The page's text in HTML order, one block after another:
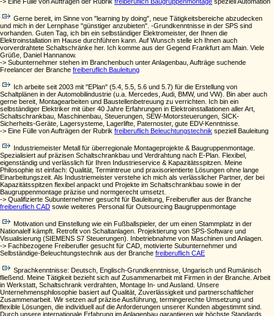
Gerne bereit, im Sinne von "learning by doing", neue Tätigkeitsbereiche abzudecken
und mich in der Lernphase "günstiger anzubieten". -Grundkenntnisse in der SPS sind
vorhanden. Guten Tag, ich bin ein selbständiger Elektromeister, der Ihnen die
Elektroinstallation im Hause durchführen kann. Auf Wunsch stelle ich Ihnen auch
vorverdrahtete Schaltschränke her. Ich komme aus der Gegend Frankfurt am Main. Viele
Grüße, Daniel Hannanow.
-> Subunternehmer stehen im Branchenbuch unter Anlagenbau, Aufträge suchende
Freelancer der Branche freiberuflich Bauleitung
Ich arbeite seit 2003 mit "EPlan" (5.4, 5.5, 5.6 und 5.7) für die Erstellung von
Schaltplänen in der Automobilindustrie (u.a. Mercedes, Audi, BMW, und VW). Bin aber auch
gerne bereit, Montagearbeiten und Baustellenbetreuung zu verrichten. Ich bin ein
selbständiger Elektriker mit über 40 Jahre Erfahrungen in Elektroinstallationen aller Art,
Schaltschrankbau, Maschinenbau, Steuerungen, SEW-Motorsteuerungen, SICK-
Sicherheits-Geräte, Lagersysteme, Lagerlifte, Paternoster, gute EDV-Kenntnisse.
-> Eine Fülle von Aufträgen der Rubrik freiberuflich Beleuchtungstechnik speziell Bauleitung
Industriemeister Metall für überregionale Montageprojekte & Baugruppenmontage.
Spezialisiert auf präzisen Schaltschrankbau und Verdrahtung nach E-Plan. Flexibel,
eigenständig und verlässlich für Ihren Industrieservice & Kapazitätsspitzen. Meine
Philosophie ist einfach: Qualität, Termintreue und praxisorientierte Lösungen ohne lange
Einarbeitungszeit. Als Industriemeister verstehe ich mich als verlässlicher Partner, der bei
Kapazitätsspitzen flexibel anpackt und Projekte im Schaltschrankbau sowie in der
Baugruppenmontage präzise und normgerecht umsetzt.
-> Qualifizierte Subunternehmer gesucht für Bauleitung, Freiberufler aus der Branche
freiberuflich CAD sowie weiteres Personal für Outsourcing Baugruppenmontage
Motivation und Einstellung wie ein Fußballspieler, der um einen Stammplatz in der
Nationalelf kämpft. Retrofit von Schaltanlagen. Projektierung von SPS-Software und
Visualisierung (SIEMENS S7 Steuerungen). Inbetriebnahme von Maschinen und Anlagen.
-> Fachbezogene Freiberufler gesucht für CAD, motivierte Subunternehmer und
Selbständige-Beleuchtungstechnik aus der Branche freiberuflich CAE
Sprachkenntnisse: Deutsch, Englisch-Grundkenntnisse, Ungarisch und Rumänisch
fließend. Meine Tätigkeit bezieht sich auf Zusammenarbeit mit Firmen in der Branche. Arbeit
in Werkstatt, Schaltschrank verdrahten, Montage In- und Ausland. Unsere
Unternehmensphilosophie basiert auf Qualität, Zuverlässigkeit und partnerschaftlicher
Zusammenarbeit. Wir setzen auf präzise Ausführung, termingerechte Umsetzung und
flexible Lösungen, die individuell auf die Anforderungen unserer Kunden abgestimmt sind.
Durch unsere internationale Erfahrung im Anlagenbau garantieren wir höchste Standards